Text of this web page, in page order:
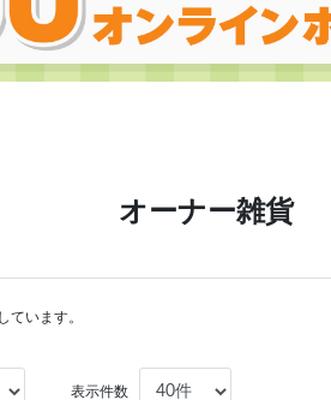
オーナー雑貨
ています。
表示件数